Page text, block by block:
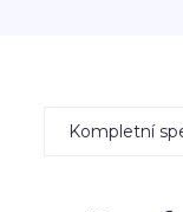
Kompletní